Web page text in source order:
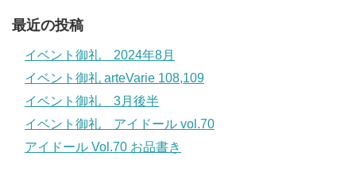
最近の投稿
イベント御礼 2024年8月
イベント御礼 arteVarie 108,109
イベント御礼 3月後半
イベント御礼 アイドール vol.70
アイドール Vol.70 お品書き